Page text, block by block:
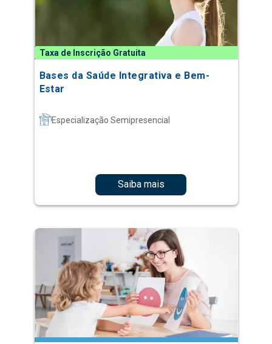
Taxa de Inscrição Gratuita
Bases da Saúde Integrativa e Bem-
Estar
Especialização Semipresencial
Saiba mais